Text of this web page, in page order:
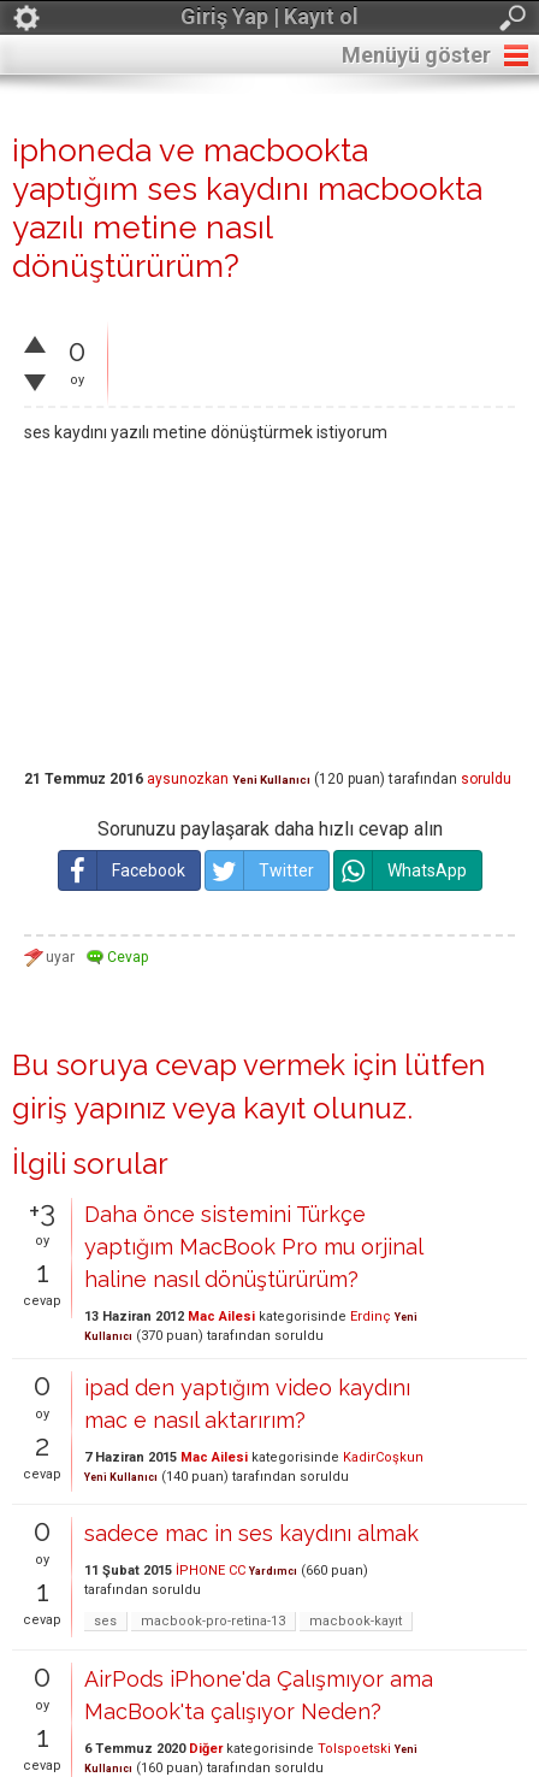
Giriş Yap | Kayıt ol
Menüyü göster
iphoneda ve macbookta
yaptığım ses kaydını macbookta
yazılı metine nasıl
dönüştürürüm?
0
oy
ses kaydını yazılı metine dönüştürmek istiyorum
21 Temmuz 2016 aysunozkan Yeni Kullanıcı (120 puan) tarafından soruldu
Sorunuzu paylaşarak daha hızlı cevap alın
Facebook Twitter WhatsApp
Bu soruya cevap vermek için lütfen
giriş yapınız veya kayıt olunuz.
İlgili sorular
+3
oy
1
cevap
Daha önce sistemini Türkçe
yaptığım MacBook Pro mu orjinal
haline nasıl dönüştürürüm?
13 Haziran 2012 Mac Ailesi kategorisinde Erdinç Yeni
Kullanıcı (370 puan) tarafından soruldu
0
oy
2
cevap
ipad den yaptığım video kaydını
mac e nasıl aktarırım?
7 Haziran 2015 Mac Ailesi kategorisinde KadirCoşkun
Yeni Kullanıcı (140 puan) tarafından soruldu
0
oy
1
cevap
sadece mac in ses kaydını almak
11 Şubat 2015 İPHONE CC Yardımcı (660 puan)
tarafından soruldu
ses
macbook-pro-retina-13 macbook-kayıt
0
oy
1
cevap
AirPods iPhone'da Çalışmıyor ama
MacBook'ta çalışıyor Neden?
6 Temmuz 2020 Diğerkategorisinde Tolspoetski Yeni
Kullanıcı (160 puan) tarafından soruldu